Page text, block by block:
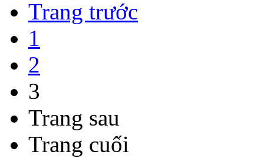
Trang trước
1
2
3
Trang sau
Trang cuối